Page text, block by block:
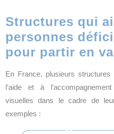
Structures qui
personnes
pour partir en
En France, plusieurs
l’aide et à
visuelles dans le cadre de
exemples :